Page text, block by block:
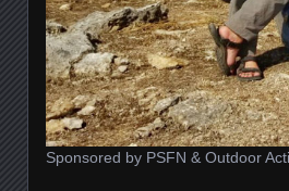
Sponsored by PSFN & Outdoor